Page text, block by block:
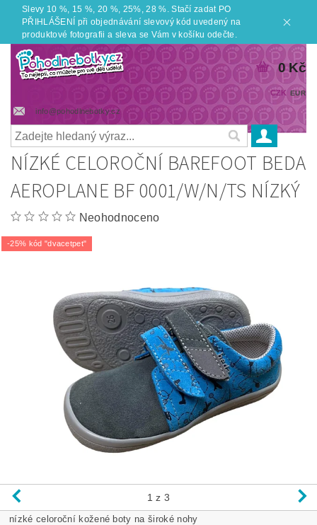
Slevy 10 %, 15 %, 20 %, 25%, 28 %. Stačí zadat PO
PŘIHLÁŠENÍ při objednávání slevový kód uvedený na
produktové fotografii a sleva se Vám v košíku odečte.
info@pohodlnebotky.cz
CZK EUR
0 Kč
NÍZKÉ CELOROČNÍ BAREFOOT BEDA
AEROPLANE BF 0001/W/N/TS NÍZKÝ
Neohodnoceno
-25% kód "dvacetpet"
1 z 3
nízké celoroční kožené boty na široké nohy